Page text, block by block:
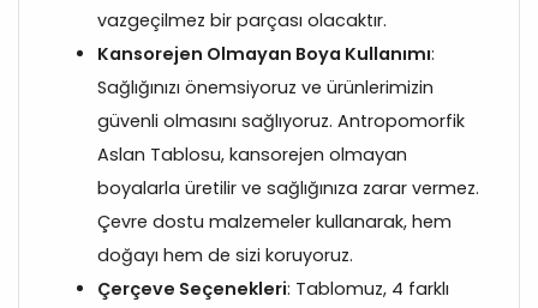
vazgeçilmez bir parçası olacaktır.
Kansorejen Olmayan Boya Kullanımı:
Sağlığınızı önemsiyoruz ve ürünlerimizin
güvenli olmasını sağlıyoruz. Antropomorfik
Aslan Tablosu, kansorejen olmayan
boyalarla üretilir ve sağlığınıza zarar vermez.
Çevre dostu malzemeler kullanarak, hem
doğayı hem de sizi koruyoruz.
Çerçeve Seçenekleri: Tablomuz, 4 farklı